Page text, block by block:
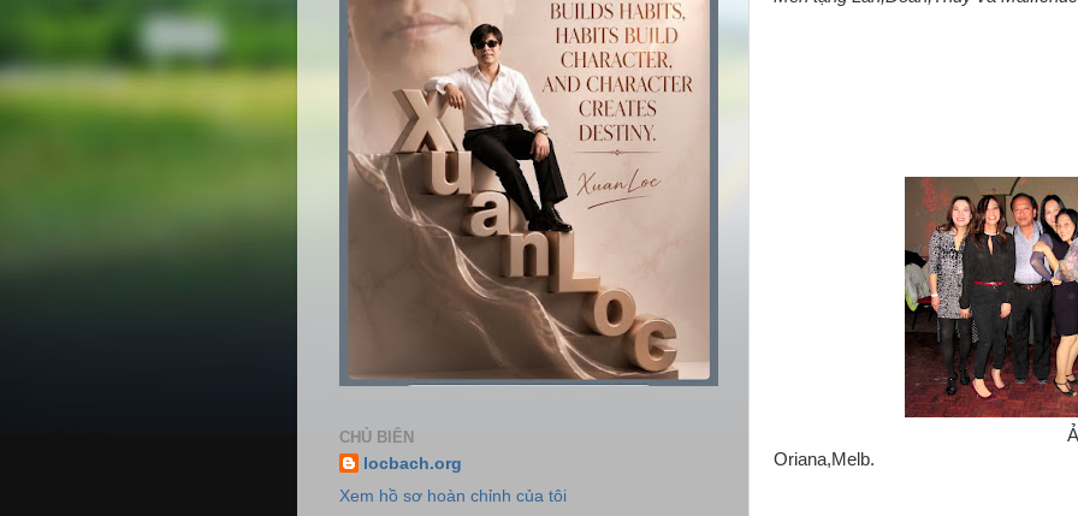
Ảnh Vũ
Oriana,Melb.
CHỦ BIÊN
locbach.org
Xem hồ sơ hoàn chỉnh của tôi